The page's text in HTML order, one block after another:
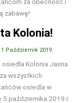
zabawę!
Kolonia!
Październik 2019
osiedla Kolonia Jasna
wszystkich
osiedla w
5 października 2019 r.